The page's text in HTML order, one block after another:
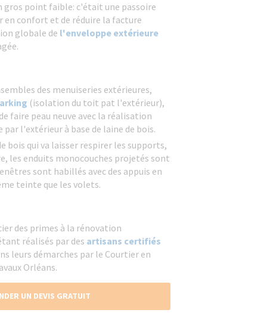
gros point faible: c'était une passoire
en confort et de réduire la facture
globale de l'enveloppe extérieure
des menuiseries extérieures,
(isolation du toit pat l'extérieur),
faire peau neuve avec la réalisation
l'extérieur à base de laine de bois.
bois qui va laisser respirer les supports,
les enduits monocouches projetés sont
sont habillés avec des appuis en
teinte que les volets.
des primes à la rénovation
réalisés par des artisans certifiés
leurs démarches par le Courtier en
Orléans.
UN DEVIS GRATUIT